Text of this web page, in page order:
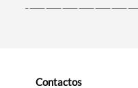
Filtros
Contactos